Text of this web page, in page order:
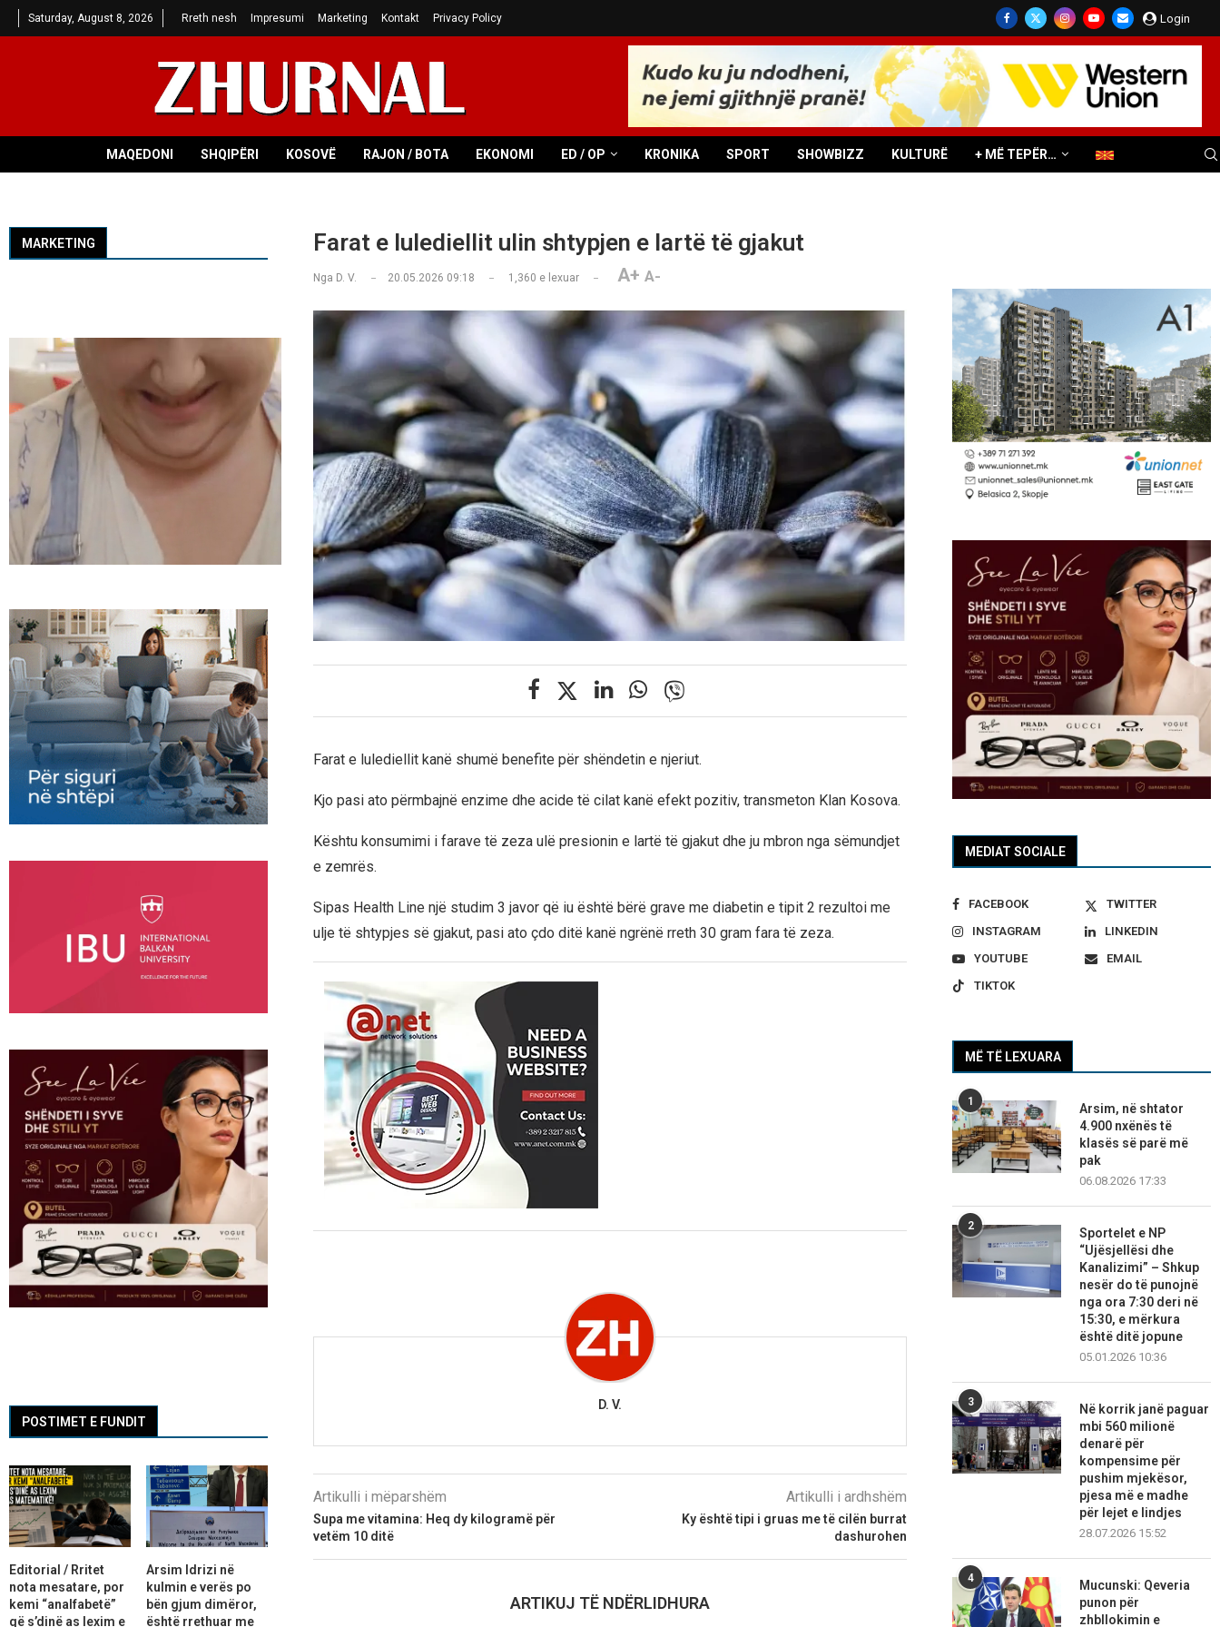
Saturday, August 8, 2026 Rreth nesh Impresumi Marketing Kontakt Privacy Policy Login
MAQEDONI SHQIPËRI KOSOVË RAJON / BOTA EKONOMI ED / OP KRONIKA SPORT SHOWBIZZ KULTURË + MË TEPËR…
Farat e lulediellit ulin shtypjen e lartë të gjakut
Nga D. V. 20.05.2026 09:18 1,360 e lexuar A+ A-
Farat e lulediellit kanë shumë benefite për shëndetin e njeriut.
Kjo pasi ato përmbajnë enzime dhe acide të cilat kanë efekt pozitiv, transmeton Klan Kosova.
Kështu konsumimi i farave të zeza ulë presionin e lartë të gjakut dhe ju mbron nga sëmundjet
e zemrës.
Sipas Health Line një studim 3 javor që iu është bërë grave me diabetin e tipit 2 rezultoi me
ulje të shtypjes së gjakut, pasi ato çdo ditë kanë ngrënë rreth 30 gram fara të zeza.
D. V.
Artikulli i mëparshëm
Supa me vitamina: Heq dy kilogramë për
vetëm 10 ditë
Artikulli i ardhshëm
Ky është tipi i gruas me të cilën burrat
dashurohen
ARTIKUJ TË NDËRLIDHURA
MEDIAT SOCIALE
FACEBOOK
TWITTER
INSTAGRAM
LINKEDIN
YOUTUBE
EMAIL
TIKTOK
MË TË LEXUARA
1
Arsim, në shtator
4.900 nxënës të
klasës së parë më
pak
06.08.2026 17:33
2
Sportelet e NP
“Ujësjellësi dhe
Kanalizimi” – Shkup
nesër do të punojnë
nga ora 7:30 deri në
15:30, e mërkura
është ditë jopune
05.01.2026 10:36
3
Në korrik janë paguar
mbi 560 milionë
denarë për
kompensime për
pushim mjekësor,
pjesa më e madhe
për lejet e lindjes
28.07.2026 15:52
4
Mucunski: Qeveria
punon për
zhbllokimin e
MARKETING
POSTIMET E FUNDIT
Editorial / Rritet
nota mesatare, por
kemi “analfabetë”
që s’dinë as lexim e
Arsim Idrizi në
kulmin e verës po
bën gjum dimëror,
është rrethuar me